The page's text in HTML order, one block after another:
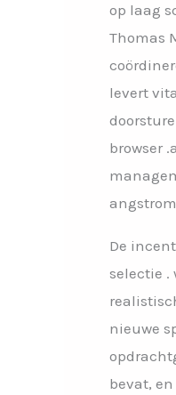
op laag
Thomas
levert
browser
De
selectie
nieuwe
bevat,